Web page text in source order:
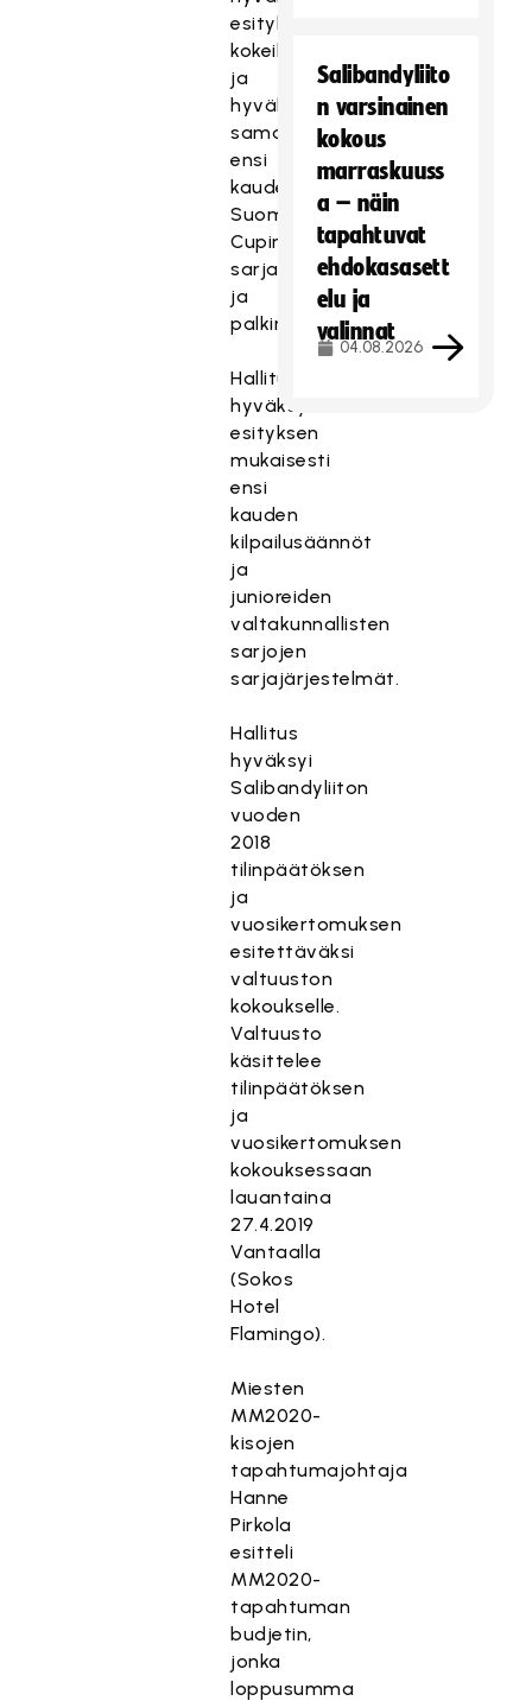
esityksen
kokeiluista
ja
hyväksyi
samalla
ensi
kauden
Suomen
Cupin
sarjajärjestelmät
ja
palkintorahat.
Hallitus
hyväksyi
esityksen
mukaisesti
ensi
kauden
kilpailusäännöt
ja
junioreiden
valtakunnallisten
sarjojen
sarjajärjestelmät.
Hallitus
hyväksyi
Salibandyliiton
vuoden
2018
tilinpäätöksen
ja
vuosikertomuksen
esitettäväksi
valtuuston
kokoukselle.
Valtuusto
käsittelee
tilinpäätöksen
ja
vuosikertomuksen
kokouksessaan
lauantaina
27.4.2019
Vantaalla
(Sokos
Hotel
Flamingo).
Miesten
MM2020-
kisojen
tapahtumajohtaja
Hanne
Pirkola
esitteli
MM2020-
tapahtuman
budjetin,
jonka
loppusumma
Salibandyliito
n varsinainen
kokous
marraskuuss
a – näin
tapahtuvat
ehdokasasett
elu ja
valinnat
04.08.2026